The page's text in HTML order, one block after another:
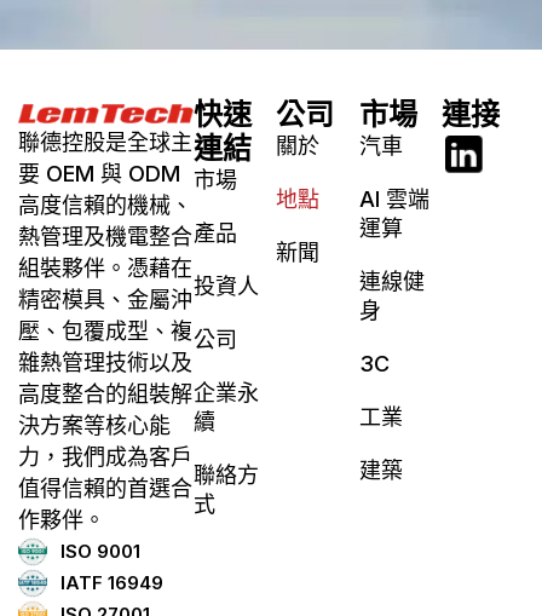
聯德控股是全球主
要 OEM 與 ODM
高度信賴的機械、
熱管理及機電整合
組裝夥伴。憑藉在
精密模具、金屬沖
壓、包覆成型、複
雜熱管理技術以及
高度整合的組裝解
決方案等核心能
力，我們成為客戶
值得信賴的首選合
作夥伴。
ISO 9001
IATF 16949
快速
連結
市場
產品
投資人
公司
企業永
續
聯絡方
式
公司
關於
地點
新聞
市場
汽車
AI 雲端
運算
連線健
身
3C
工業
建築
連接